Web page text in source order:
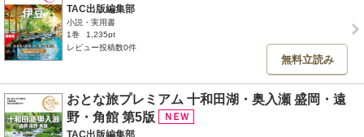
TAC出版編集部
小説・実用書
1巻
1,235pt
レビュー投稿数0件
無料立読み
おとな旅プレミアム 十和田湖・奥入瀬 盛岡・遠
野・角館 第5版